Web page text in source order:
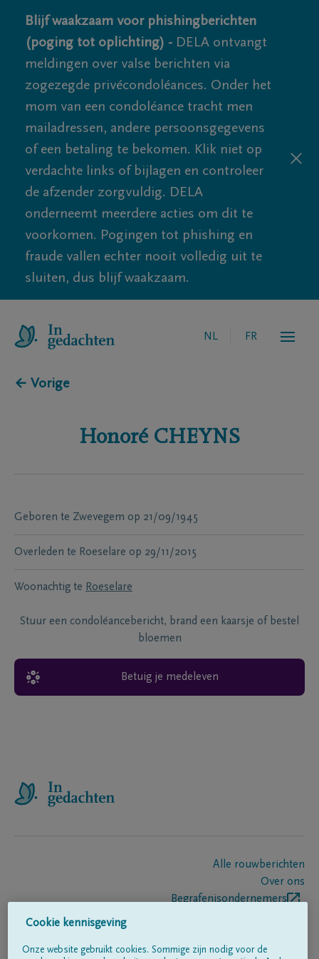
Blijf waakzaam voor phishingberichten
(poging tot oplichting) - DELA ontvangt
meldingen over valse berichten via
zogezegde privécondoléances. Onder het
mom van een condoléance tracht men
mailadressen, andere persoonsgegevens
of een betaling te bekomen. Klik niet op
verdachte links of bijlagen en controleer
de afzender zorgvuldig. DELA
onderneemt meerdere acties om dit te
voorkomen. Pogingen tot phishing en
fraude vallen echter nooit volledig uit te
sluiten, dus blijf waakzaam.
NL FR
← Vorige
Honoré CHEYNS
Geboren te Zwevegem op 21/09/1945
Overleden te Roeselare op 29/11/2015
Woonachtig te Roeselare
Stuur een condoléancebericht, brand een kaarsje of bestel
bloemen
Betuig je medeleven
Alle rouwberichten
Over ons
Begrafenisondernemers
Cookie kennisgeving
Onze website gebruikt cookies. Sommige zijn nodig voor de